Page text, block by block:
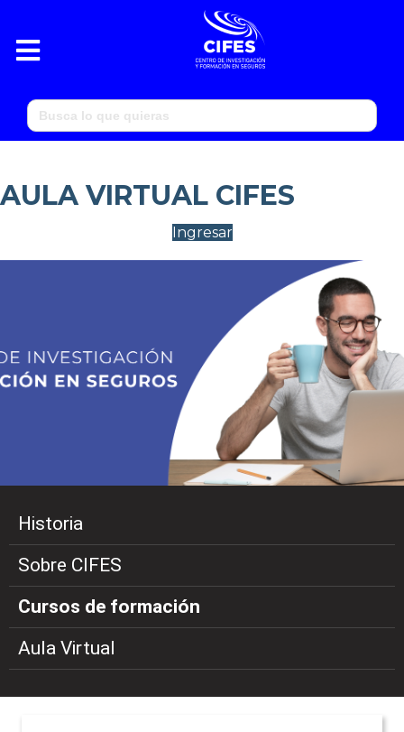
Menú
Buscar:
AULA VIRTUAL CIFES
Ingresar
Historia
Sobre CIFES
Cursos de formación
Aula Virtual